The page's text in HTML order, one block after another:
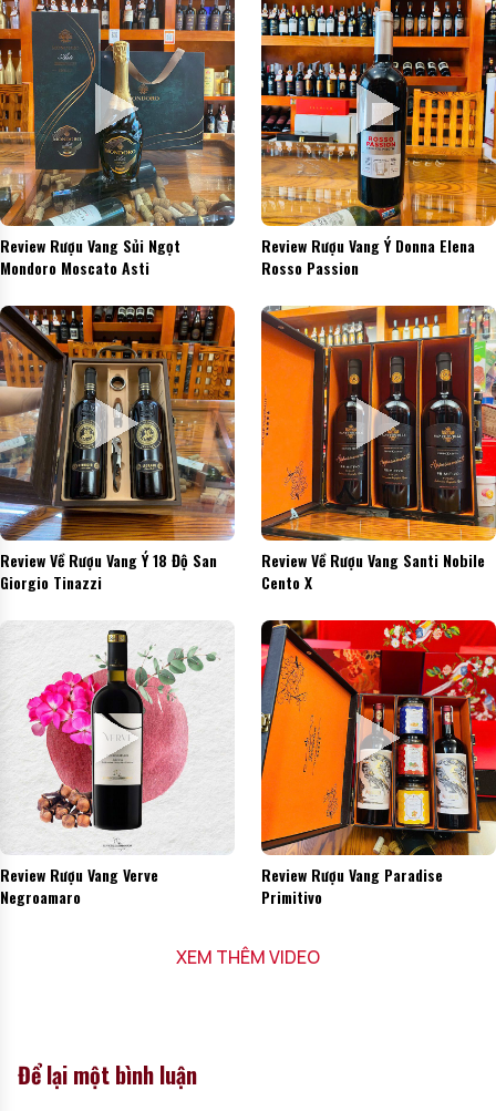
Review Rượu Vang Sủi Ngọt
Mondoro Moscato Asti
Review Rượu Vang Ý Donna Elena
Rosso Passion
Review Về Rượu Vang Ý 18 Độ San
Giorgio Tinazzi
Review Về Rượu Vang Santi Nobile
Cento X
Review Rượu Vang Verve
Negroamaro
Review Rượu Vang Paradise
Primitivo
XEM THÊM VIDEO
Để lại một bình luận